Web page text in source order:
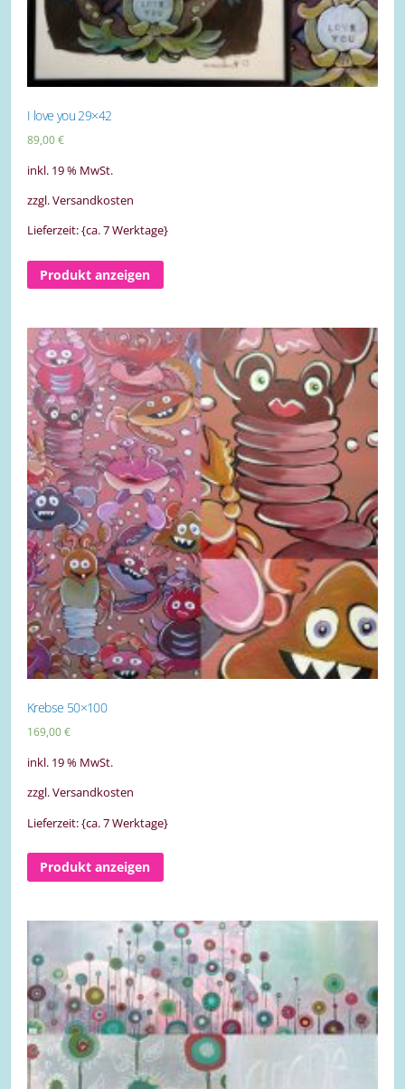
I love you 29×42
89,00€
inkl. 19 % MwSt.
zzgl. Versandkosten
Lieferzeit: {ca. 7 Werktage}
Produkt anzeigen
Krebse 50×100
169,00€
inkl. 19 % MwSt.
zzgl. Versandkosten
Lieferzeit: {ca. 7 Werktage}
Produkt anzeigen